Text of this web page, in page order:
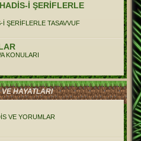
İ ŞERİFLERLE
İ ŞERİFLERLE TASAVVUF
KONULARI
HAYATLARI
VE YORUMLAR